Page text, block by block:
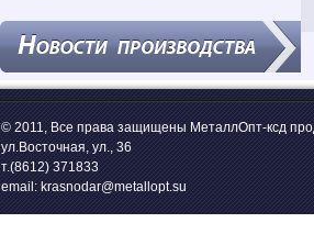
© 2011, Все права защищены МеталлОпт-ксд
ул.Восточная, ул., 36
т.(8612) 371833
email: krasnodar@metallopt.su